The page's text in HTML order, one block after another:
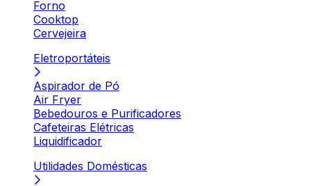
Forno
Cooktop
Cervejeira
Eletroportáteis
Aspirador de Pó
Air Fryer
Bebedouros e Purificadores
Cafeteiras Elétricas
Liquidificador
Utilidades Domésticas